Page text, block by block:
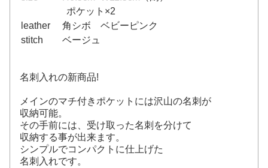
ポケット×2
leather
角シボ ベビーピンク
stitch
ベージュ
名刺入れの新商品!
メインのマチ付きポケットには沢山の名刺が
収納可能。
その手前には、受け取った名刺を分けて
収納する事が出来ます。
シンプルでコンパクトに仕上げた
名刺入れです。